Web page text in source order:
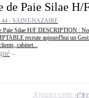
de Paie Silae H/
44 - SAINT-NAZAIRE
Paie Silae H/F DESCRIPTION :
recrute aujourd'hui un
cabinet...
Ajouter cette